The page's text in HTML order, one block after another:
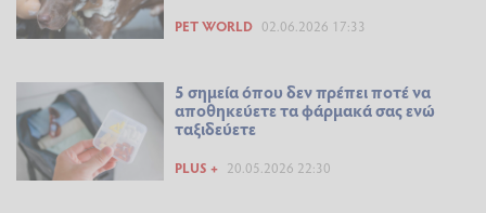
PET WORLD 02.06.2026 17:33
5 σημεία όπου δεν πρέπει ποτέ να
αποθηκεύετε τα φάρμακά σας ενώ
ταξιδεύετε
PLUS + 20.05.2026 22:30